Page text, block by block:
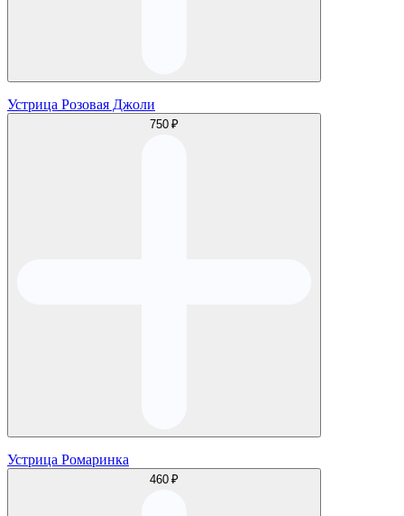
Устрица Розовая Джоли
750 ₽
Устрица Ромаринка
460 ₽